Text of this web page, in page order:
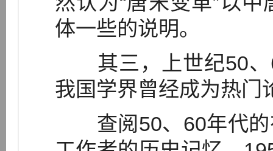
体一些的说明。
其三，上世纪50、
我国学界曾经成为热门
查阅50、60年代的